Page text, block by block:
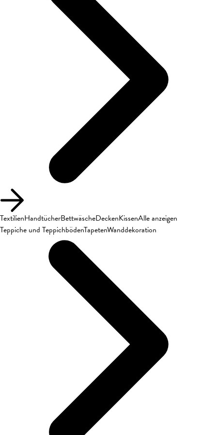
TextilienHandtücherBettwäscheDeckenKissenAlle anzeigen
Teppiche und TeppichbödenTapetenWanddekoration